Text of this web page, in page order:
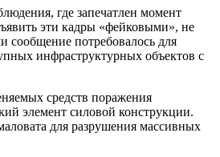
где запечатлен момент
эти кадры «фейковыми», не
сообщение потребовалось для
инфраструктурных объектов с
средств поражения
элемент силовой конструкции.
для разрушения массивных